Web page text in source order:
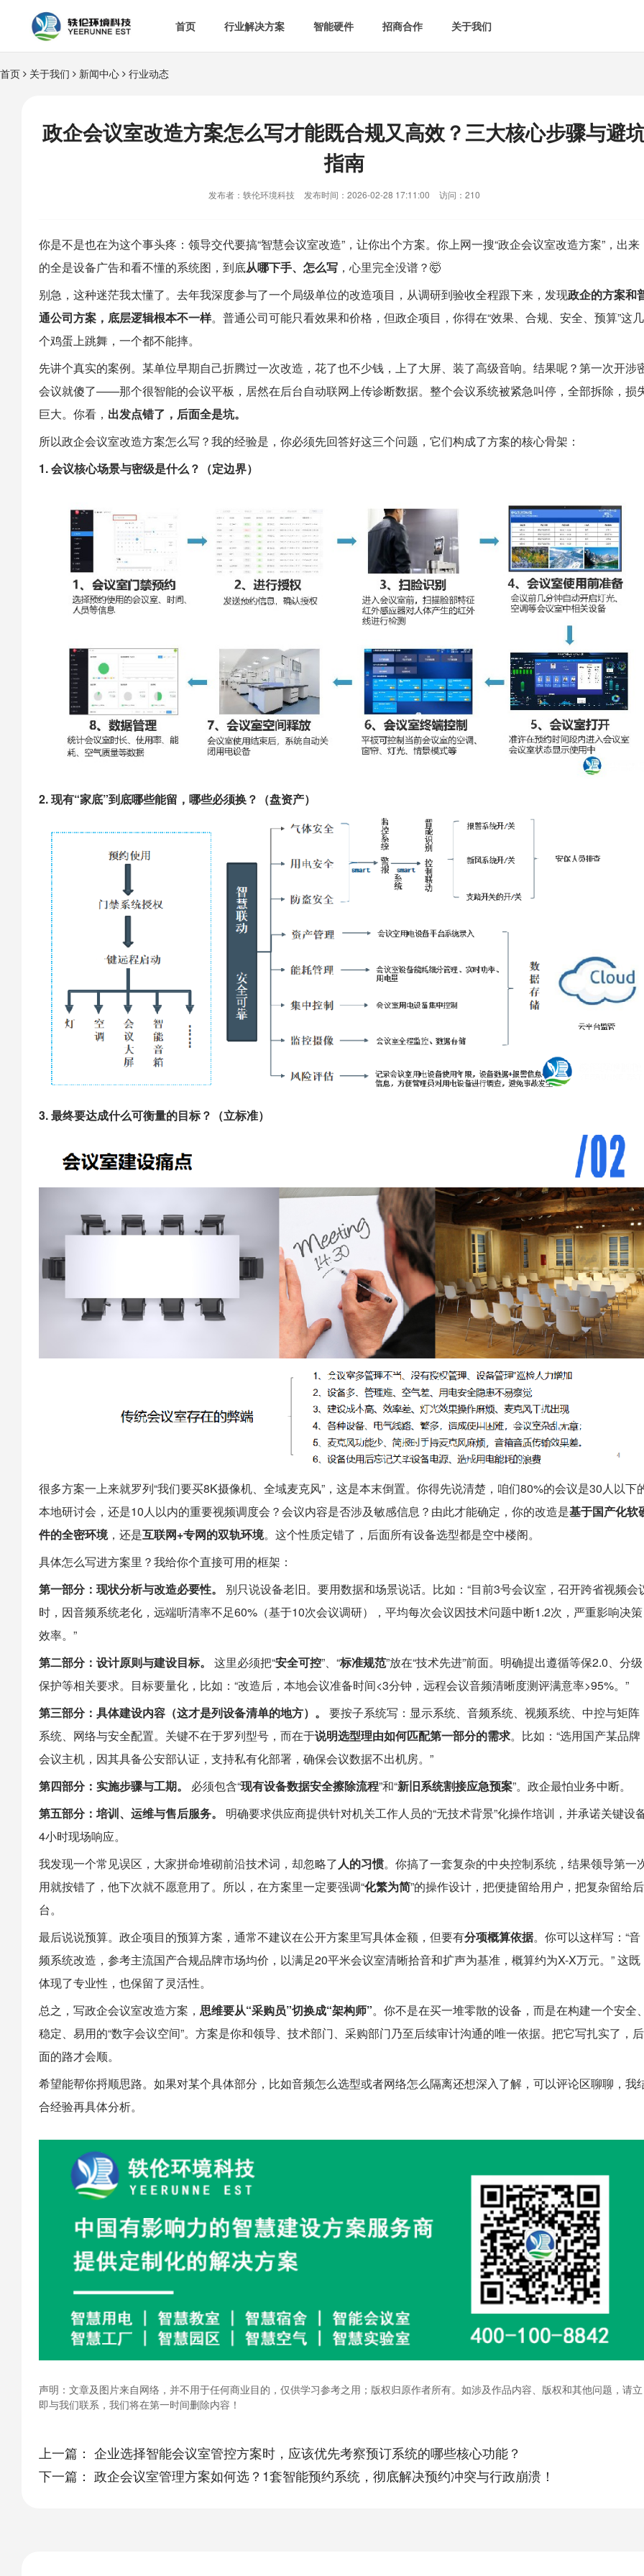
首页 行业解决方案
& 智慧食安  空气监测方案  智慧用电方案
智能硬件
空气&能耗监测
 消防安防
 多媒体&信息化
[list:subtitle] [list:subtitle]
招商合作 关于我们
 案例中心
首页 关于我们 新闻中心 行业动态
政企会议室改造方案怎么写才能既合规又高效？三大核心步骤与避
指南
发布者：轶伦环境科技 发布时间：2026-02-28 17:11:00 访问：210
你是不是也在为这个事头疼：领导交代要搞“智慧会议室改造”，让你出个方案。你上网一搜“政企会议室改造方案”，出来
的全是设备广告和看不懂的系统图，到底从哪下手、怎么写 ，心里完全没谱？🤯
别急，这种迷茫我太懂了。去年我深度参与了一个局级单位的改造项目，从调研到验收全程跟下来，发现政企的方案和
通公司方案，底层逻辑根本不一样。普通公司可能只看效果和价格，但政企项目，你得在“效果、合规、安全、预算”这几
个鸡蛋上跳舞，一个都不能摔。
先讲个真实的案例。某单位早期自己折腾过一次改造，花了也不少钱，上了大屏、装了高级音响。结果呢？第一次开涉
会议就傻了——那个很智能的会议平板，居然在后台自动联网上传诊断数据。整个会议系统被紧急叫停，全部拆除，损
巨大。你看， 出发点错了，后面全是坑。
所以政企会议室改造方案怎么写？我的经验是，你必须先回答好这三个问题，它们构成了方案的核心骨架：
1. 会议核心场景与密级是什么？（定边界）
2. 现有“家底”到底哪些能留，哪些必须换？（盘资产）
3. 最终要达成什么可衡量的目标？（立标准）
很多方案一上来就罗列“我们要买8K摄像机、全域麦克风”，这是本末倒置。你得先说清楚，咱们80%的会议是30人以下
本地研讨会，还是10人以内的重要视频调度会？会议内容是否涉及敏感信息？由此才能确定，你的改造是基于国产化软
件的全密环境，还是互联网+专网的双轨环境。这个性质定错了，后面所有设备选型都是空中楼阁。
具体怎么写进方案里？我给你个直接可用的框架：
第一部分：现状分析与改造必要性。
别只说设备老旧。要用数据和场景说话。比如：“目前3号会议室，召开跨省视频会
时，因音频系统老化，远端听清率不足60%（基于10次会议调研），平均每次会议因技术问题中断1.2次，严重影响决策
效率。”
第二部分：设计原则与建设目标。
这里必须把“安全可控”、“标准规范”放在“技术先进”前面。明确提出遵循等保2.0、分级
保护等相关要求。目标要量化，比如：“改造后，本地会议准备时间<3分钟，远程会议音频清晰度测评满意率>95%。”
第三部分：具体建设内容（这才是列设备清单的地方）。
要按子系统写：显示系统、音频系统、视频系统、中控与矩阵
系统、网络与安全配置。关键不在于罗列型号，而在于说明选型理由如何匹配第一部分的需求。比如：“选用国产某品牌
会议主机，因其具备公安部认证，支持私有化部署，确保会议数据不出机房。”
第四部分：实施步骤与工期。
必须包含“现有设备数据安全擦除流程”和“新旧系统割接应急预案”。政企最怕业务中断。
第五部分：培训、运维与售后服务。
明确要求供应商提供针对机关工作人员的“无技术背景”化操作培训，并承诺关键设
4小时现场响应。
我发现一个常见误区，大家拼命堆砌前沿技术词，却忽略了人的习惯。你搞了一套复杂的中央控制系统，结果领导第一
用就按错了，他下次就不愿意用了。所以，在方案里一定要强调“化繁为简”的操作设计，把便捷留给用户，把复杂留给后
台。
最后说说预算。政企项目的预算方案，通常不建议在公开方案里写具体金额，但要有分项概算依据。你可以这样写：“音
频系统改造，参考主流国产合规品牌市场均价，以满足20平米会议室清晰拾音和扩声为基准，概算约为X-X万元。” 这既
体现了专业性，也保留了灵活性。
总之，写政企会议室改造方案， 思维要从“采购员”切换成“架构师”。你不是在买一堆零散的设备，而是在构建一个安全
稳定、易用的“数字会议空间”。方案是你和领导、技术部门、采购部门乃至后续审计沟通的唯一依据。把它写扎实了，后
面的路才会顺。
希望能帮你捋顺思路。如果对某个具体部分，比如音频怎么选型或者网络怎么隔离还想深入了解，可以评论区聊聊，我
合经验再具体分析。
声明：文章及图片来自网络，并不用于任何商业目的，仅供学习参考之用；版权归原作者所有。如涉及作品内容、版权和其他问题，请立
即与我们联系，我们将在第一时间删除内容！
上一篇： 企业选择智能会议室管控方案时，应该优先考察预订系统的哪些核心功能？
下一篇： 政企会议室管理方案如何选？1套智能预约系统，彻底解决预约冲突与行政崩溃！